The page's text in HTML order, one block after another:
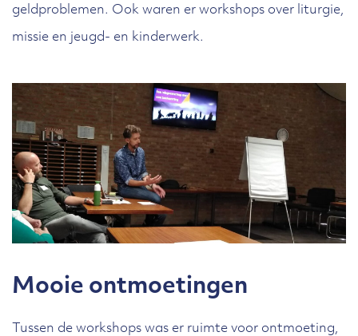
geldproblemen. Ook waren er workshops over liturgie,
missie en jeugd- en kinderwerk.
Mooie ontmoetingen
Tussen de workshops was er ruimte voor ontmoeting,